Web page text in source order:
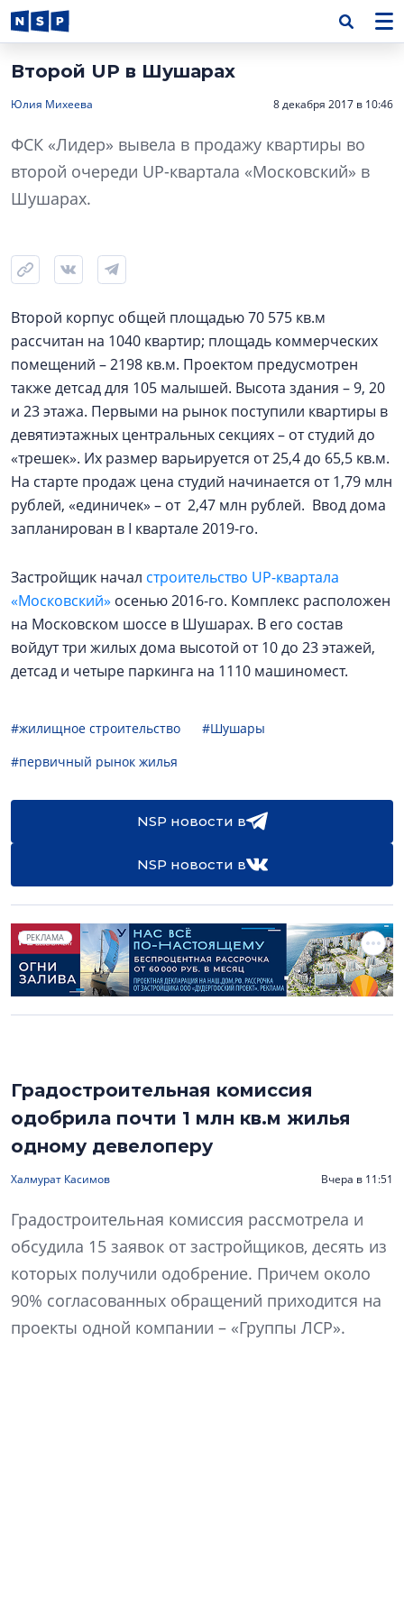
Второй UP в Шушарах
Юлия Михеева 8 декабря 2017 в 10:46
ФСК «Лидер» вывела в продажу квартиры во
второй очереди UP-квартала «Московский» в
Шушарах.
Второй корпус общей площадью 70 575 кв.м
рассчитан на 1040 квартир; площадь коммерческих
помещений – 2198 кв.м. Проектом предусмотрен
также детсад для 105 малышей. Высота здания – 9, 20
и 23 этажа. Первыми на рынок поступили квартиры в
девятиэтажных центральных секциях – от студий до
«трешек». Их размер варьируется от 25,4 до 65,5 кв.м.
На старте продаж цена студий начинается от 1,79 млн
рублей, «единичек» – от 2,47 млн рублей. Ввод дома
запланирован в I квартале 2019-го.
Застройщик начал строительство UP-квартала
«Московский» осенью 2016-го. Комплекс расположен
на Московском шоссе в Шушарах. В его состав
войдут три жилых дома высотой от 10 до 23 этажей,
детсад и четыре паркинга на 1110 машиномест.
#жилищное строительство
#Шушары
#первичный рынок жилья
NSP новости в
NSP новости в
РЕКЛАМА
Градостроительная комиссия
одобрила почти 1 млн кв.м жилья
одному девелоперу
Халмурат Касимов Вчера в 11:51
Градостроительная комиссия рассмотрела и
обсудила 15 заявок от застройщиков, десять из
которых получили одобрение. Причем около
90% согласованных обращений приходится на
проекты одной компании – «Группы ЛСР».